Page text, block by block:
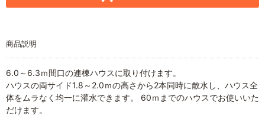
商品説明
6.0～6.3ｍ間口の連棟ハウスに取り付けます。
ハウスの両サイド1.8～2.0ｍの高さから2本同時に散水し、ハウス全
体をムラなく均一に灌水できます。 60ｍまでのハウスでお使いいた
だけます。